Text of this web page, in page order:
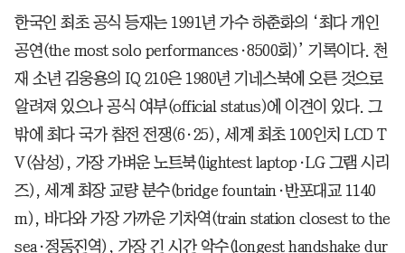
한국인 최초 공식 등재는 1991년 가수 하춘화의 ‘최다 개인
공연(the most solo performances·8500회)’ 기록이다. 천
재 소년 김웅용의 IQ 210은 1980년 기네스북에 오른 것으로
알려져 있으나 공식 여부(official status)에 이견이 있다. 그
밖에 최다 국가 참전 전쟁(6·25), 세계 최초 100인치 LCD T
V(삼성), 가장 가벼운 노트북(lightest laptop·LG 그램 시리
즈), 세계 최장 교량 분수(bridge fountain·반포대교 1140
m), 바다와 가장 가까운 기차역(train station closest to the
sea·정동진역), 가장 긴 시간 악수(longest handshake dur